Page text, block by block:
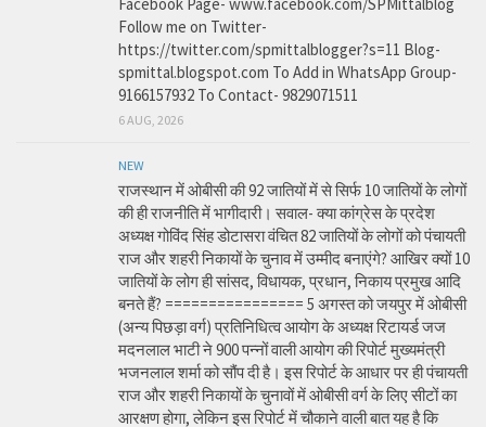
Follow me on Twitter-
https://twitter.com/spmittalblogger?s=11 Blog-
spmittal.blogspot.com To Add in WhatsApp Group-
9166157932 To Contact- 9829071511
6 AUG, 2026
NEW
राजस्थान में ओबीसी की 92 जातियों में से सिर्फ 10 जातियों के लोगों
की ही राजनीति में भागीदारी। सवाल- क्या कांग्रेस के प्रदेश
अध्यक्ष गोविंद सिंह डोटासरा वंचित 82 जातियों के लोगों को पंचायती
राज और शहरी निकायों के चुनाव में उम्मीद बनाएंगे? आखिर क्यों 10
जातियों के लोग ही सांसद, विधायक, प्रधान, निकाय प्रमुख आदि
बनते हैं? ================ 5 अगस्त को जयपुर में ओबीसी
(अन्य पिछड़ा वर्ग) प्रतिनिधित्व आयोग के अध्यक्ष रिटायर्ड जज
मदनलाल भाटी ने 900 पन्नों वाली आयोग की रिपोर्ट मुख्यमंत्री
भजनलाल शर्मा को सौंप दी है। इस रिपोर्ट के आधार पर ही पंचायती
राज और शहरी निकायों के चुनावों में ओबीसी वर्ग के लिए सीटों का
आरक्षण होगा, लेकिन इस रिपोर्ट में चौकाने वाली बात यह है कि